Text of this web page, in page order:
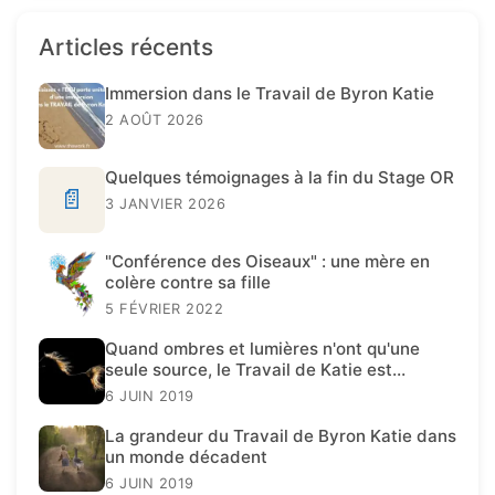
Articles récents
Immersion dans le Travail de Byron Katie
2 AOÛT 2026
📄
Quelques témoignages à la fin du Stage OR
3 JANVIER 2026
"Conférence des Oiseaux" : une mère en
colère contre sa fille
5 FÉVRIER 2022
Quand ombres et lumières n'ont qu'une
seule source, le Travail de Katie est
présent.
6 JUIN 2019
La grandeur du Travail de Byron Katie dans
un monde décadent
6 JUIN 2019